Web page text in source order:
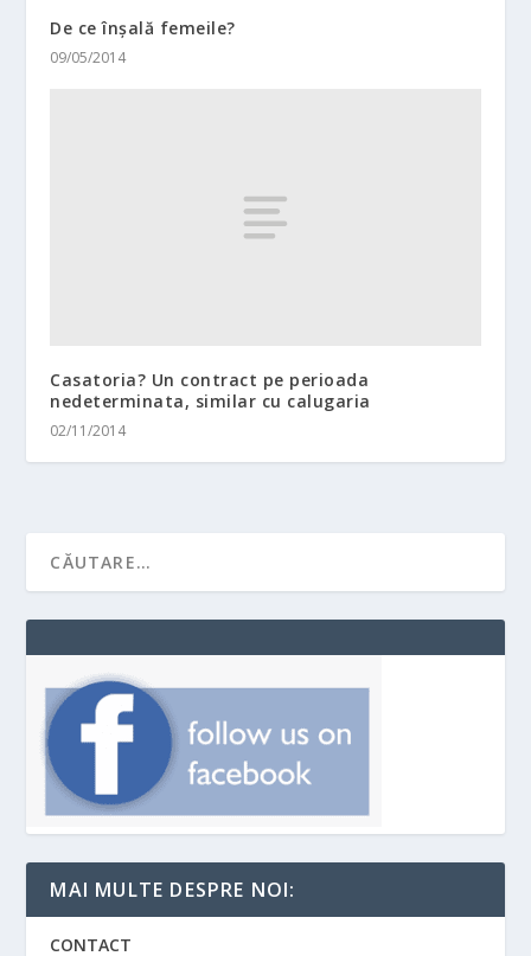
De ce înşală femeile?
09/05/2014
Casatoria? Un contract pe perioada
nedeterminata, similar cu calugaria
02/11/2014
MAI MULTE DESPRE NOI:
CONTACT